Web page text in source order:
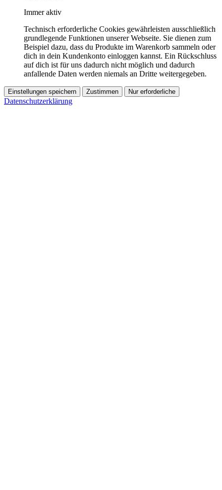
Immer aktiv
Technisch erforderliche Cookies gewährleisten ausschließlich
grundlegende Funktionen unserer Webseite. Sie dienen zum
Beispiel dazu, dass du Produkte im Warenkorb sammeln oder
dich in dein Kundenkonto einloggen kannst. Ein Rückschluss
auf dich ist für uns dadurch nicht möglich und dadurch
anfallende Daten werden niemals an Dritte weitergegeben.
Einstellungen speichern Zustimmen Nur erforderliche
Datenschutzerklärung